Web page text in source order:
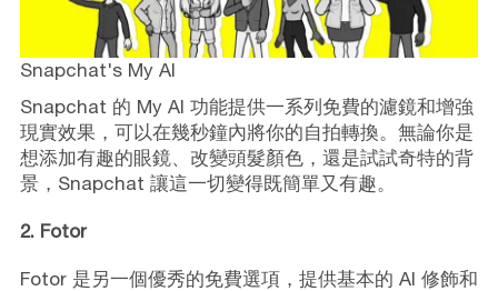
Snapchat's My AI
Snapchat 的 My AI 功能提供一系列免費的濾鏡和增強
現實效果，可以在幾秒鐘內將你的自拍轉換。無論你是
想添加有趣的眼鏡、改變頭髮顏色，還是試試奇特的背
景，Snapchat 讓這一切變得既簡單又有趣。
2. Fotor
Fotor 是另一個優秀的免費選項，提供基本的 AI 修飾和